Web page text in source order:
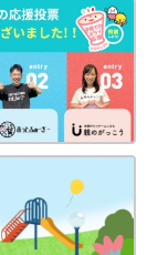
るなんて。第三子
買うのは勿体な
。でもグッズを使
不快感が薄れ、肩
ージでケアしてい
方法を覚え、時間